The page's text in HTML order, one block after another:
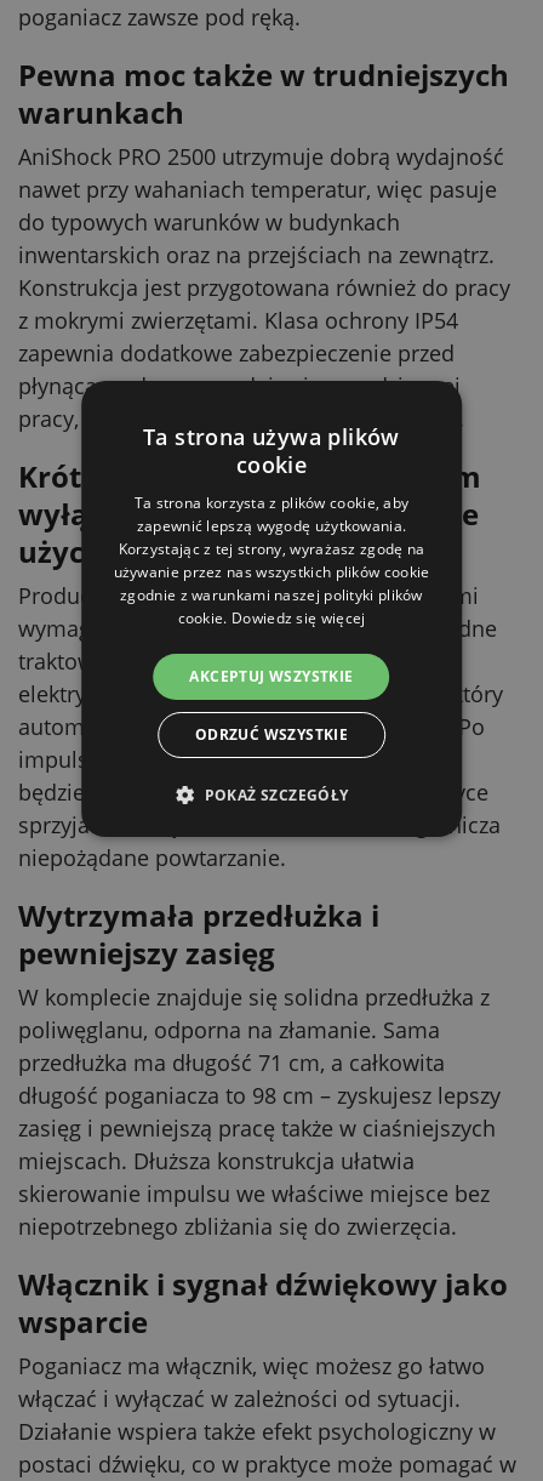
poganiacz zawsze pod ręką.
Pewna moc także w trudniejszych
warunkach
AniShock PRO 2500 utrzymuje dobrą wydajność
nawet przy wahaniach temperatur, więc pasuje
do typowych warunków w budynkach
inwentarskich oraz na przejściach na zewnątrz.
Konstrukcja jest przygotowana również do pracy
z mokrymi zwierzętami. Klasa ochrony IP54
zapewnia dodatkowe zabezpieczenie przed
płynącą wodą, co przydaje się w codziennej
pracy, gdzie występuje wilgoć i spłukiwanie.
Krótki impuls z automatycznym
wyłączeniem – bardziej łagodne
użycie
Producent oferuje wersję zgodną z nowszymi
wymaganiami, nastawioną na bardziej łagodne
traktowanie zwierząt. Dawny długi impuls
elektryczny zastąpiono krótkim impulsem, który
automatycznie wyłącza się po 1 sekundzie. Po
impulsie należy odczekać 1 sekundę, zanim
będzie można aktywować kolejny – w praktyce
sprzyja to rozsądnemu dawkowaniu i ogranicza
niepożądane powtarzanie.
Wytrzymała przedłużka i
pewniejszy zasięg
W komplecie znajduje się solidna przedłużka z
poliwęglanu, odporna na złamanie. Sama
przedłużka ma długość 71 cm, a całkowita
długość poganiacza to 98 cm – zyskujesz lepszy
zasięg i pewniejszą pracę także w ciaśniejszych
miejscach. Dłuższa konstrukcja ułatwia
skierowanie impulsu we właściwe miejsce bez
niepotrzebnego zbliżania się do zwierzęcia.
Włącznik i sygnał dźwiękowy jako
wsparcie
Poganiacz ma włącznik, więc możesz go łatwo
włączać i wyłączać w zależności od sytuacji.
Działanie wspiera także efekt psychologiczny w
postaci dźwięku, co w praktyce może pomagać w
Ta strona używa plików
cookie
Ta strona korzysta z plików cookie, aby
zapewnić lepszą wygodę użytkowania.
Korzystając z tej strony, wyrażasz zgodę na
używanie przez nas wszystkich plików cookie
zgodnie z warunkami naszej polityki plików
cookie. Dowiedz się więcej
AKCEPTUJ WSZYSTKIE
ODRZUĆ WSZYSTKIE
POKAŻ SZCZEGÓŁY